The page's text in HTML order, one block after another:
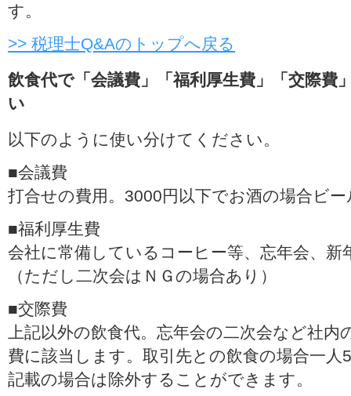
す。
>> 税理士Q&Aのトップへ戻る
飲食代で「会議費」「福利厚生費」「交際費
い
以下のように使い分けてください。
■会議費
打合せの費用。3000円以下でお酒の場合ビ
■福利厚生費
会社に常備しているコーヒー等、忘年会、新
（ただし二次会はＮＧの場合あり）
■交際費
上記以外の飲食代。忘年会の二次会など社
費に該当します。取引先との飲食の場合一人
記載の場合は除外することができます。